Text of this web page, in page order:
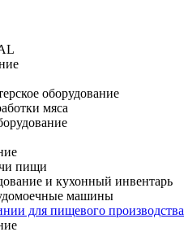
оборудование
мяса
пищи
и кухонный инвентарь
машины
для пищевого производства